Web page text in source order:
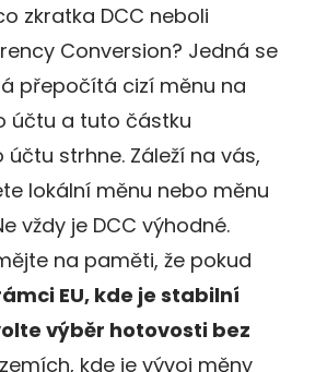
zkratka DCC neboli
Conversion? Jedná se
přepočítá cizí měnu na
účtu a tuto částku
účtu strhne. Záleží na vás,
lokální měnu nebo měnu
vždy je DCC výhodné.
na paměti, že pokud
EU, kde je stabilní
výběr hotovosti bez
kde je vývoj měny